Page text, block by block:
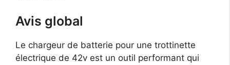
Avis global
Le chargeur de batterie pour une trottinette
électrique de 42v est un outil performant qui